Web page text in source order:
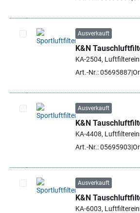
Artikel auswählen
Ausverkauft
K&N
KA-2504,
Art.-Nr.: 05695887
Artikel auswählen
Ausverkauft
K&N
KA-4408,
Art.-Nr.: 05695903
Artikel auswählen
Ausverkauft
K&N
KA-6003,